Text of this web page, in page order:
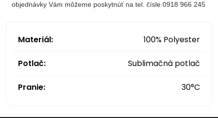
objednávky Vám môžeme poskytnúť na tel. čísle 0918 966 245
Materiál: 100% Polyester
Potlač: Sublimačná potlač
Pranie: 30°C